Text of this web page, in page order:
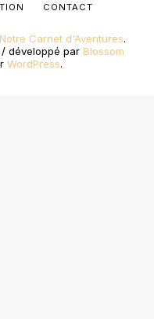
Carnet d'Aventures.
/ développé par Blossom
WordPress.
CONTACT